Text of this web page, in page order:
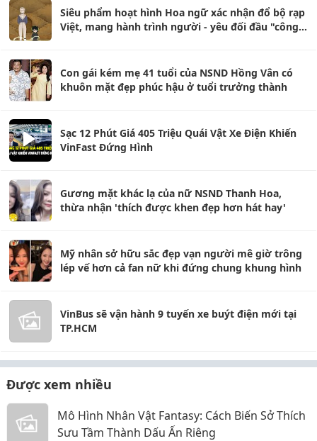
Siêu phẩm hoạt hình Hoa ngữ xác nhận đổ bộ rạp
Việt, mang hành trình người - yêu đối đầu "công
Con gái kém mẹ 41 tuổi của NSND Hồng Vân có
khuôn mặt đẹp phúc hậu ở tuổi trưởng thành
Sạc 12 Phút Giá 405 Triệu Quái Vật Xe Điện Khiến
VinFast Đứng Hình
Gương mặt khác lạ của nữ NSND Thanh Hoa,
thừa nhận 'thích được khen đẹp hơn hát hay'
Mỹ nhân sở hữu sắc đẹp vạn người mê giờ trông
lép vế hơn cả fan nữ khi đứng chung khung hình
VinBus sẽ vận hành 9 tuyến xe buýt điện mới tại
TP.HCM
Được xem nhiều
Mô Hình Nhân Vật Fantasy: Cách Biến Sở Thích
Sưu Tầm Thành Dấu Ấn Riêng